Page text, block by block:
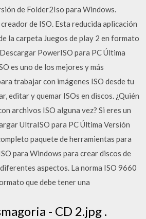
de Folder2Iso para Windows.
de ISO. Esta reducida aplicación
la carpeta Juegos de play 2 en formato
PowerISO para PC Última
es uno de los mejores y más
trabajar con imágenes ISO desde tu
editar y quemar ISOs en discos. ¿Quién
archivos ISO alguna vez? Si eres un
UltraISO para PC Última Versión
paquete de herramientas para
para Windows para crear discos de
aspectos. La norma ISO 9660
que debe tener una
- CD 2.jpg .